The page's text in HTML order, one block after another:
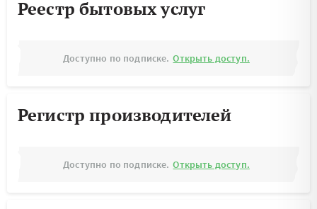
Реестр бытовых услуг
Доступно по подписке. Открыть доступ.
Регистр производителей
Доступно по подписке. Открыть доступ.